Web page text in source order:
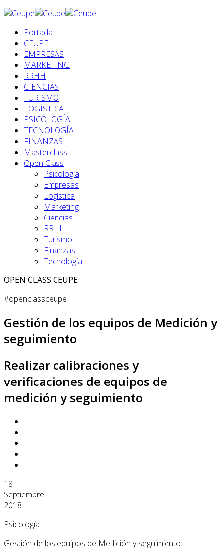
Portada
CEUPE
EMPRESAS
MARKETING
RRHH
CIENCIAS
TURISMO
LOGÍSTICA
PSICOLOGÍA
TECNOLOGÍA
FINANZAS
Masterclass
Open Class
Psicología
Empresas
Logística
Marketing
Ciencias
RRHH
Turismo
Finanzas
Tecnología
OPEN CLASS CEUPE
#openclassceupe
Gestión de los equipos de Medición y
seguimiento
Realizar calibraciones y
verificaciones de equipos de
medición y seguimiento
18
Septiembre
2018
Psicología
Gestión de los equipos de Medición y seguimiento